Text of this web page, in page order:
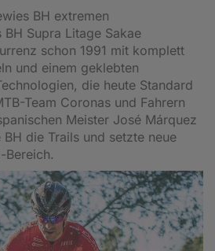
BH extremen
Supra Litage Sakae
schon 1991 mit komplett
und einem geklebten
die heute Standard
Team Coronas und Fahrern
Meister José Márquez
BH die Trails und setzte neue
Bereich.